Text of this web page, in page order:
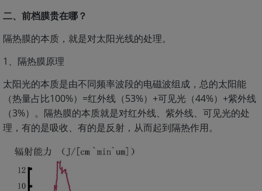
二、前档膜贵在哪？
隔热膜的本质，就是对太阳光线的处理。
1、隔热膜原理
太阳光的本质是由不同频率波段的电磁波组成，总的太阳能
（热量占比100%）=红外线（53%）+可见光（44%）+紫外线
（3%）。隔热膜的本质就是对红外线、紫外线、可见光的处
理，有的是吸收、有的是反射，从而起到隔热作用。